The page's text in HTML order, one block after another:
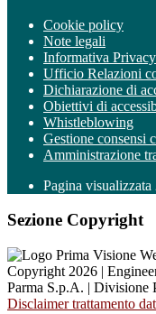
Cookie policy
Note legali
Informativa Privacy
Ufficio Relazioni
Dichiarazione di
Obiettivi di
Whistleblowing
Gestione consensi
Amministrazione
Pagina visualizzata
Sezione Copyright
Copyright 2026 |
Parma S.p.A. | Divisione
Disclaimer trattamento